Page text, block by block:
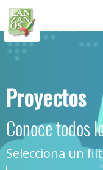
Proyectos
Conoce todos
Selecciona un